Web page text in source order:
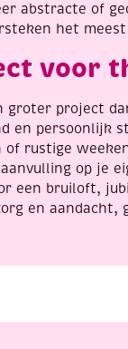
abstracte of
het
voor
groter project
en persoonlijk
rustige
op je
een bruiloft,
en aandacht,